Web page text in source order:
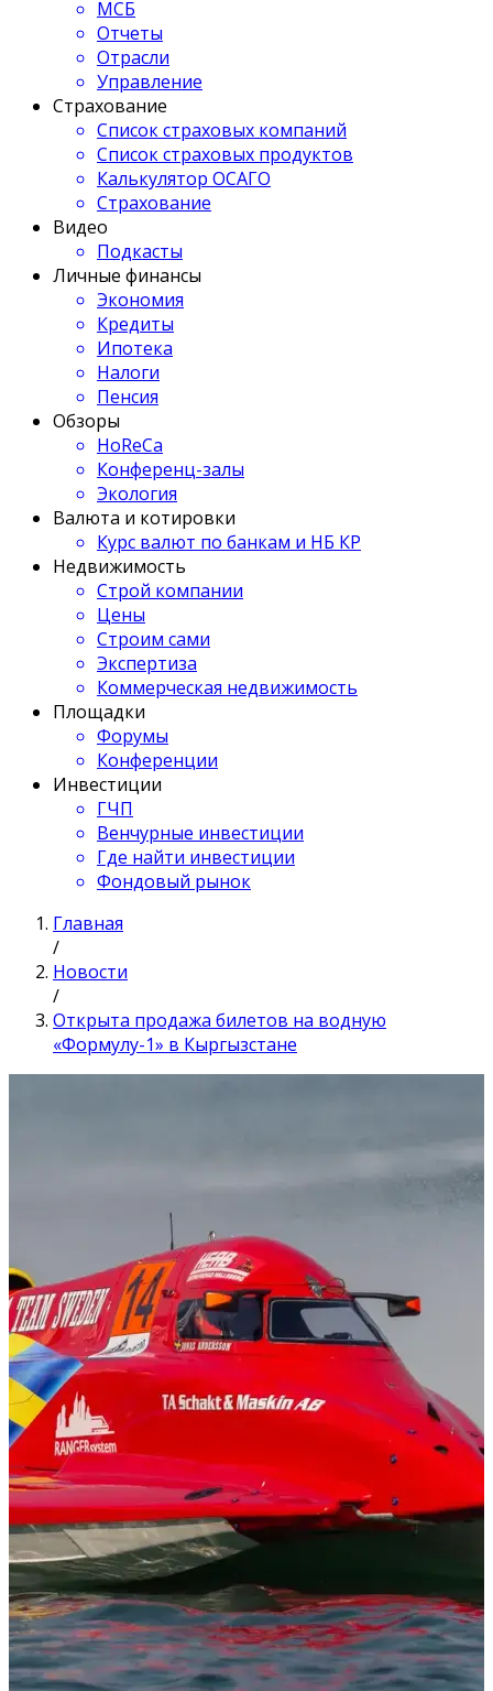
МСБ
Отчеты
Отрасли
Управление
Страхование
Список страховых компаний
Список страховых продуктов
Калькулятор ОСАГО
Страхование
Видео
Подкасты
Личные финансы
Экономия
Кредиты
Ипотека
Налоги
Пенсия
Обзоры
HoReCa
Конференц-залы
Экология
Валюта и котировки
Курс валют по банкам и НБ КР
Недвижимость
Строй компании
Цены
Строим сами
Экспертиза
Коммерческая недвижимость
Площадки
Форумы
Конференции
Инвестиции
ГЧП
Венчурные инвестиции
Где найти инвестиции
Фондовый рынок
Главная
/
Новости
/
Открыта продажа билетов на водную
«Формулу-1» в Кыргызстане